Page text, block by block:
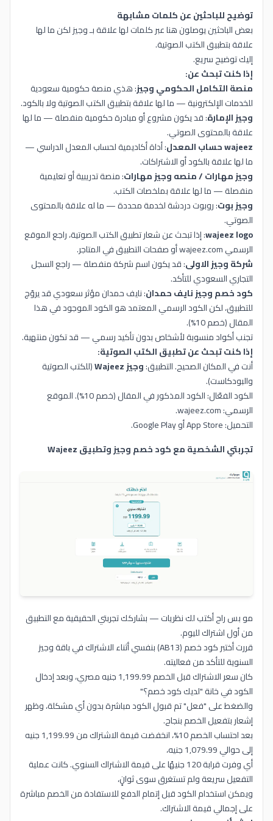
توضيح للباحثين عن كلمات مشابهة
بعض الباحثين يوصلون هنا عبر كلمات لها علاقة بـ وجيز لكن ما لها
علاقة بتطبيق الكتب الصوتية.
إليك توضيح سريع.
إذا كنت تبحث عن:
منصة التكامل الحكومي وجيز: هذي منصة حكومية سعودية
للخدمات الإلكترونية — ما لها علاقة بتطبيق الكتب الصوتية ولا بالكود.
وجيز الإمارة: قد يكون مشروع أو مبادرة حكومية منفصلة — ما لها
علاقة بالمحتوى الصوتي.
wajeez حساب المعدل
: أداة أكاديمية لحساب المعدل الدراسي —
ما لها علاقة بالكود أو الاشتراكات.
وجيز مهارات / منصه وجيز مهارات: منصة تدريبية أو تعليمية
منفصلة — ما لها علاقة بملخصات الكتب.
وجيز بوت: روبوت دردشة لخدمة محددة — ما له علاقة بالمحتوى
الصوتي.
wajeez logo: إذا تبحث عن شعار تطبيق الكتب الصوتية، راجع الموقع
الرسمي wajeez.com أو صفحات التطبيق في المتاجر.
شركة وجيز الاولى: قد يكون اسم شركة منفصلة — راجع السجل
التجاري السعودي للتأكد.
كود خصم وجيز نايف حمدان: نايف حمدان مؤثر سعودي قد يروّج
للتطبيق، لكن الكود الرسمي المعتمد هو الكود الموجود في هذا
المقال (خصم 10%).
تجنب أكواد منسوبة لأشخاص بدون تأكيد رسمي — قد تكون منتهية.
إذا كنت تبحث عن تطبيق الكتب الصوتية:
أنت في المكان الصحيح. التطبيق:وجيز Wajeez
(للكتب الصوتية
والبودكاست).
الكود الفعّال: الكود المذكور في المقال (خصم 10%). الموقع
الرسمي: wajeez.com.
التحميل: App Store أو Google Play.
تجربتي الشخصية مع كود خصم وجيز وتطبيق Wajeez
مو بس راح أكتب لك نظريات — بشاركك تجربتي الحقيقية مع التطبيق
من أول اشتراك لليوم.
قررت أختبر كود خصم (AB13) بنفسي أثناء الاشتراك في باقة وجيز
السنوية للتأكد من فعاليته.
كان سعر الاشتراك قبل الخصم 1,199.99 جنيه مصري، وبعد إدخال
الكود في خانة "لديك كود خصم؟"
والضغط على "فعل" تم قبول الكود مباشرة بدون أي مشكلة، وظهر
إشعار بتفعيل الخصم بنجاح.
بعد احتساب الخصم 10%، انخفضت قيمة الاشتراك من 1,199.99 جنيه
إلى حوالي 1,079.99 جنيه،
أي وفرت قرابة 120 جنيهًا على قيمة الاشتراك السنوي. كانت عملية
التفعيل سريعة ولم تستغرق سوى ثوانٍ،
ويمكن استخدام الكود قبل إتمام الدفع للاستفادة من الخصم مباشرة
على إجمالي قيمة الاشتراك.